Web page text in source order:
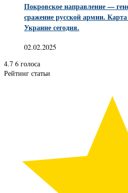
Покровское направление —
сражение русской армии.
Украине сегодня.
02.02.2025
4.7 6 голоса
Рейтинг статьи